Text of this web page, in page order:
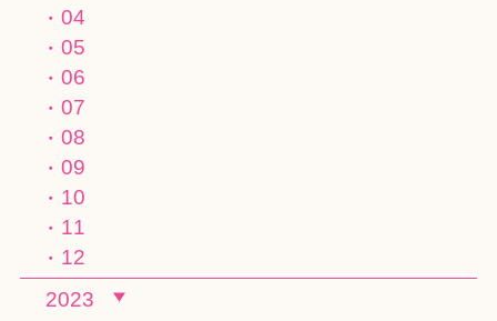
04
05
06
07
08
09
10
11
12
2023